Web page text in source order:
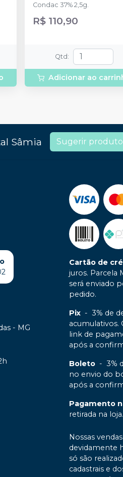
Condac 37% 2,5g.
R$ 110,90
Qtd :
Adicionar ao
Sâmia Sugerir
- MG
Cartão de
juros. Parcela
será enviado
pedido.
Pix - 3% de
acumulativos.
link de
após a
Boleto - 3%
no envio do
após a
Pagamento
retirada na loja.
Nossas
devidamente
só são
cadastrais e